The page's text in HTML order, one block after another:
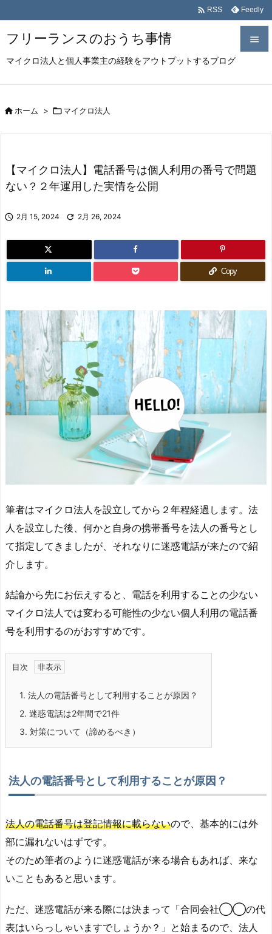
フリーランスのおうち事情
マイクロ法人と個人事業主の経験をアウトプットするブログ

次へ
 RSS Feedly
ホーム > マイクロ法人
【マイクロ法人】電話番号は個人利用の番号で問題
ない？２年運用した実情を公開
 2月 15, 2024  2月 26, 2024
Copy
筆者はマイクロ法人を設立してから２年程経過します。法
人を設立した後、何かと自身の携帯番号を法人の番号とし
て指定してきましたが、それなりに迷惑電話が来たので紹
介します。
結論から先にお伝えすると、電話を利用することの少ない
マイクロ法人では変わる可能性の少ない個人利用の電話番
号を利用するのがおすすめです。
目次
1. 法人の電話番号として利用することが原因？
2. 迷惑電話は2年間で21件
3. 対策について（諦めるべき）
法人の電話番号として利用することが原因？
法人の電話番号は登記情報に載らないので、基本的には外
部に漏れないはずです。
そのため筆者のように迷惑電話が来る場合もあれば、来な
いこともあると思います。
ただ、迷惑電話が来る際には決まって「合同会社◯◯の代
表はいらっしゃいますでしょうか？」と始まるので、法人